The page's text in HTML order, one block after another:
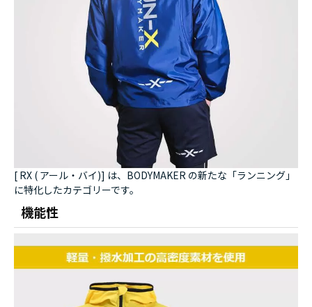
[ RX ( アール・バイ)] は、BODYMAKER の新たな「ランニング」
に特化したカテゴリーです。
機能性